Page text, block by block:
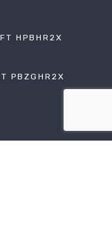
HPBHR2X
PBZGHR2X